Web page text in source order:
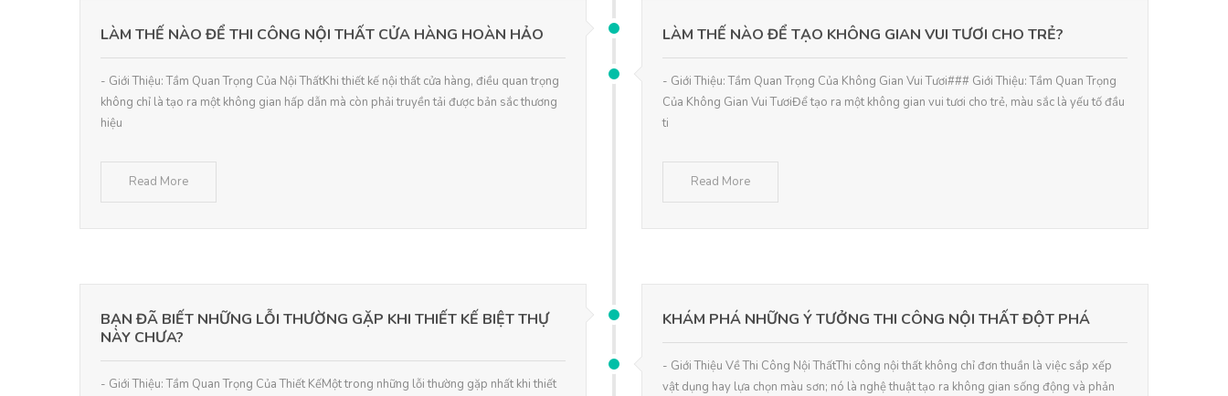
LÀM THẾ NÀO ĐỂ THI CÔNG NỘI THẤT CỬA HÀNG HOÀN HẢO
- Giới Thiệu: Tầm Quan Trọng Của Nội ThấtKhi thiết kế nội thất cửa hàng, điều quan trọng
không chỉ là tạo ra một không gian hấp dẫn mà còn phải truyền tải được bản sắc thương
hiệu
Read More
LÀM THẾ NÀO ĐỂ TẠO KHÔNG GIAN VUI TƯƠI CHO TRẺ?
- Giới Thiệu: Tầm Quan Trọng Của Không Gian Vui Tươi### Giới Thiệu: Tầm Quan Trọng
Của Không Gian Vui TươiĐể tạo ra một không gian vui tươi cho trẻ, màu sắc là yếu tố đầu
ti
Read More
BẠN ĐÃ BIẾT NHỮNG LỖI THƯỜNG GẶP KHI THIẾT KẾ BIỆT THỰ
NÀY CHƯA?
- Giới Thiệu: Tầm Quan Trọng Của Thiết KếMột trong những lỗi thường gặp nhất khi thiết
KHÁM PHÁ NHỮNG Ý TƯỞNG THI CÔNG NỘI THẤT ĐỘT PHÁ
- Giới Thiệu Về Thi Công Nội ThấtThi công nội thất không chỉ đơn thuần là việc sắp xếp
vật dụng hay lựa chọn màu sơn; nó là nghệ thuật tạo ra không gian sống động và phản